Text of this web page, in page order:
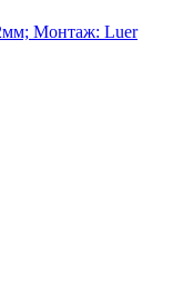
Монтаж: Luer